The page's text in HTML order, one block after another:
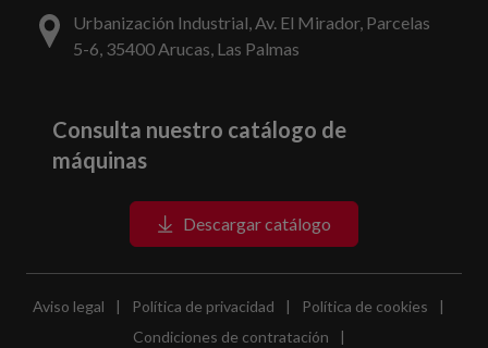
Urbanización Industrial, Av. El Mirador, Parcelas
5-6, 35400 Arucas, Las Palmas
Consulta nuestro catálogo de
máquinas
Descargar catálogo
Aviso legal | Política de privacidad | Política de cookies
|
Condiciones de contratación
|